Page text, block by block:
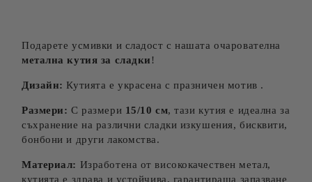
Подарете усмивки и сладост с нашата очарователна
метална кутия за сладки!
Дизайн: Кутията е украсена с празничен мотив .
Размери: С размери 15/10 см, тази кутия е идеална за
съхранение на различни сладки изкушения, бисквити,
бонбони и други лакомства.
Материал: Изработена от висококачествен метал,
кутията е здрава и устойчива, гарантираща запазване